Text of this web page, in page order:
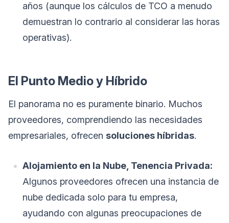
años (aunque los cálculos de TCO a menudo
demuestran lo contrario al considerar las horas
operativas).
El Punto Medio y Híbrido
El panorama no es puramente binario. Muchos
proveedores, comprendiendo las necesidades
empresariales, ofrecen soluciones híbridas.
Alojamiento en la Nube, Tenencia Privada:
Algunos proveedores ofrecen una instancia de
nube dedicada solo para tu empresa,
ayudando con algunas preocupaciones de